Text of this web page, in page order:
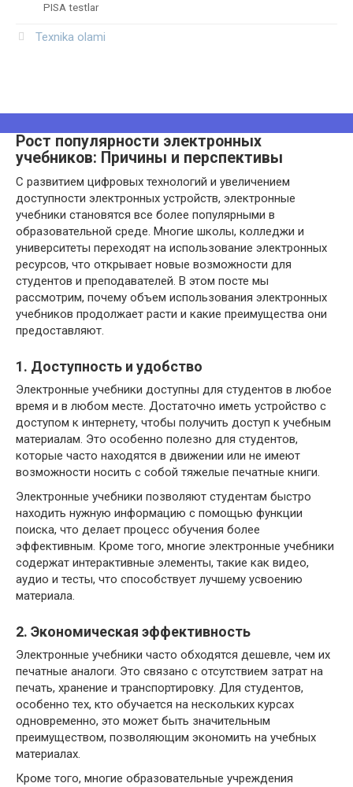
PISA testlar
Texnika olami
Рост популярности электронных
учебников: Причины и перспективы
С развитием цифровых технологий и увеличением
доступности электронных устройств, электронные
учебники становятся все более популярными в
образовательной среде. Многие школы, колледжи и
университеты переходят на использование электронных
ресурсов, что открывает новые возможности для
студентов и преподавателей. В этом посте мы
рассмотрим, почему объем использования электронных
учебников продолжает расти и какие преимущества они
предоставляют.
1. Доступность и удобство
Электронные учебники доступны для студентов в любое
время и в любом месте. Достаточно иметь устройство с
доступом к интернету, чтобы получить доступ к учебным
материалам. Это особенно полезно для студентов,
которые часто находятся в движении или не имеют
возможности носить с собой тяжелые печатные книги.
Электронные учебники позволяют студентам быстро
находить нужную информацию с помощью функции
поиска, что делает процесс обучения более
эффективным. Кроме того, многие электронные учебники
содержат интерактивные элементы, такие как видео,
аудио и тесты, что способствует лучшему усвоению
материала.
2. Экономическая эффективность
Электронные учебники часто обходятся дешевле, чем их
печатные аналоги. Это связано с отсутствием затрат на
печать, хранение и транспортировку. Для студентов,
особенно тех, кто обучается на нескольких курсах
одновременно, это может быть значительным
преимуществом, позволяющим экономить на учебных
материалах.
Кроме того, многие образовательные учреждения